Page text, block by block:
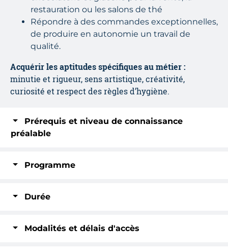
restauration ou les salons de thé
Répondre à des commandes exceptionnelles,
de produire en autonomie un travail de
qualité.
Acquérir les aptitudes spécifiques au métier :
minutie et rigueur, sens artistique, créativité,
curiosité et respect des règles d’hygiène.
préalable
Programme
Durée
Modalités et délais d'accès